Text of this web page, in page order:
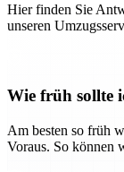
Hier finden Sie
unseren
Wie früh sollte
Am besten so früh
Voraus. So können